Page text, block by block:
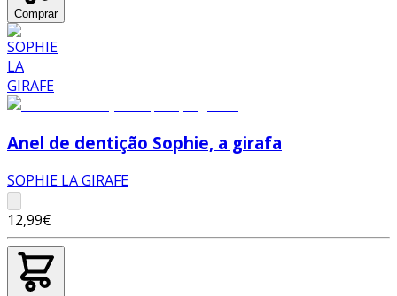
Comprar
Anel de dentição Sophie, a girafa
SOPHIE LA GIRAFE
12,99€